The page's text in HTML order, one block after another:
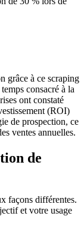
grâce à ce scraping
consacré à la
ont constaté
(ROI)
de prospection, ce
ventes annuelles.
de
façons différentes.
et votre usage